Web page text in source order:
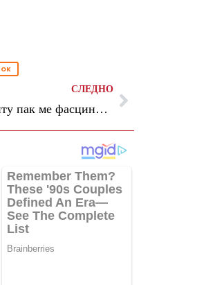
OK
СЛЕДНО
Вучиќ: Не се плашам, ниту пак ме фасцинираат заканите